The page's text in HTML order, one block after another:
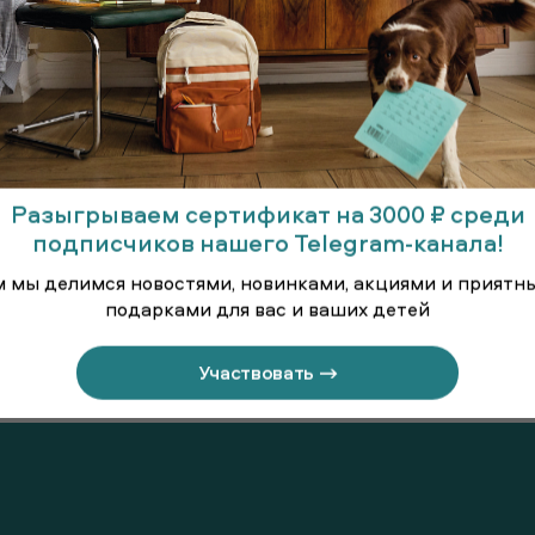
Платье с длинными Платье
Разыгрываем сертификат на 3000 ₽ среди
подписчиков нашего Telegram-канала!
мы делимся новостями, новинками, акциями и
подарками для вас и ваших детей
Участвовать →